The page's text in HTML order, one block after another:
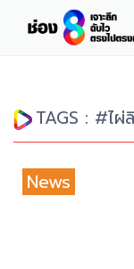
TAGS : #ไผ่
News